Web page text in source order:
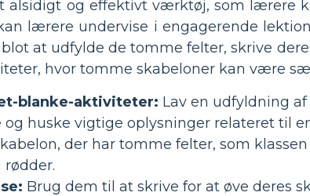
alsidigt og effektivt værktøj, som lærere
lærere undervise i engagerende
at udfylde de tomme felter, skrive
hvor tomme skabeloner kan være
blanke-aktiviteter: Lav en udfyldning
og huske vigtige oplysninger relateret til
der har tomme felter, som
Brug dem til at skrive for at øve deres